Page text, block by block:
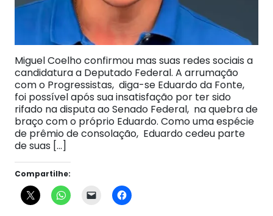
Miguel Coelho confirmou mas suas redes sociais a
candidatura a Deputado Federal. A arrumação
com o Progressistas, diga-se Eduardo da Fonte,
foi possível após sua insatisfação por ter sido
rifado na disputa ao Senado Federal, na quebra de
braço com o próprio Eduardo. Como uma espécie
de prêmio de consolação, Eduardo cedeu parte
de suas […]
Compartilhe: